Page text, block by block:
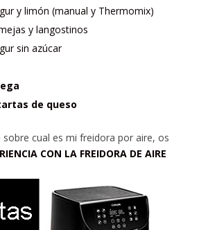
y limón (manual y Thermomix)
y langostinos
sin azúcar
tartas de queso
cual es mi freidora por aire, os
CON LA FREIDORA DE AIRE